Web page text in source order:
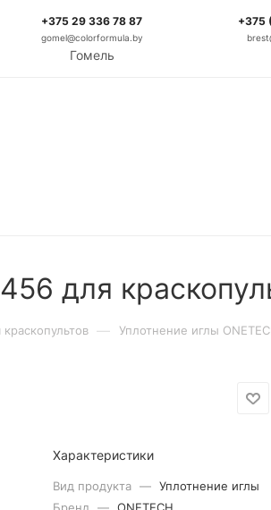
+375 29 336 78 87
gomel@colorformula.by
Гомель
+375
для
— Уплотнение иглы
Характеристики
Вид продукта — Уплотнение иглы